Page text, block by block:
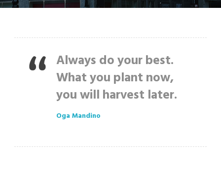
Always do your best.
What you plant now,
you will harvest later.
Oga Mandino